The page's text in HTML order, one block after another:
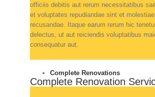
officiis debitis aut rerum necessitatibus
et voluptates repudiandae sint et
recusandae. Itaque earum rerum hic
delectus, ut aut reiciendis voluptatibus
consequatur aut.
Complete Renovations
Complete Renovation